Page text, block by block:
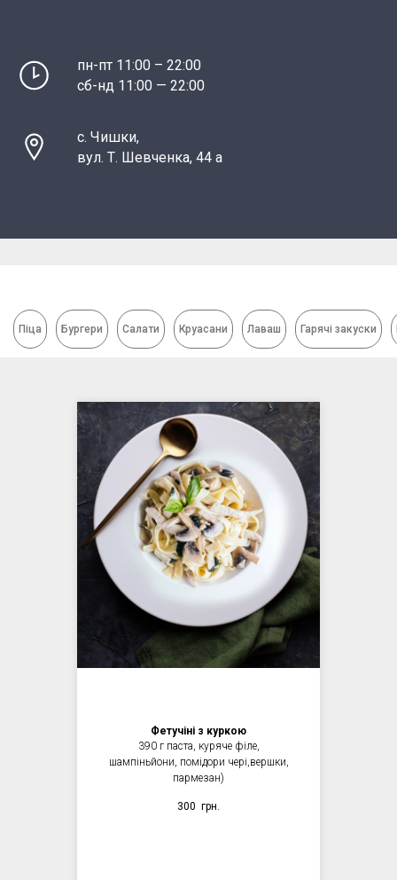
пн-пт 11:00 – 22:00
сб-нд 11:00 — 22:00
с. Чишки,
вул. Т. Шевченка, 44 а
Піца Бургери Салати Круасани Лаваш Гарячі закуски
Фетучіні з куркою
390 г паста, куряче філе,
шампіньйони, помідори чері,вершки,
пармезан)
300 грн.